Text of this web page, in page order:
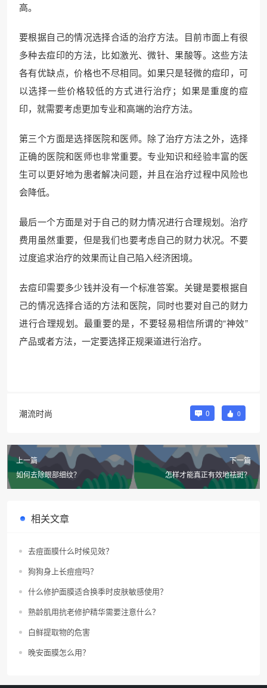
高。
要根据自己的情况选择合适的治疗方法。目前市面上有很
多种去痘印的方法，比如激光、微针、果酸等。这些方法
各有优缺点，价格也不尽相同。如果只是轻微的痘印，可
以选择一些价格较低的方式进行治疗；如果是重度的痘
印，就需要考虑更加专业和高端的治疗方法。
第三个方面是选择医院和医师。除了治疗方法之外，选择
正确的医院和医师也非常重要。专业知识和经验丰富的医
生可以更好地为患者解决问题，并且在治疗过程中风险也
会降低。
最后一个方面是对于自己的财力情况进行合理规划。治疗
费用虽然重要，但是我们也要考虑自己的财力状况。不要
过度追求治疗的效果而让自己陷入经济困境。
去痘印需要多少钱并没有一个标准答案。关键是要根据自
己的情况选择合适的方法和医院，同时也要对自己的财力
进行合理规划。最重要的是，不要轻易相信所谓的“神效”
产品或者方法，一定要选择正规渠道进行治疗。
潮流时尚 0 0
上一篇
如何去除眼部细纹？
下一篇
怎样才能真正有效地祛斑？
相关文章
去痘面膜什么时候见效？
狗狗身上长痘痘吗？
什么修护面膜适合换季时皮肤敏感使用？
熟龄肌用抗老修护精华需要注意什么？
白鲜提取物的危害
晚安面膜怎么用？